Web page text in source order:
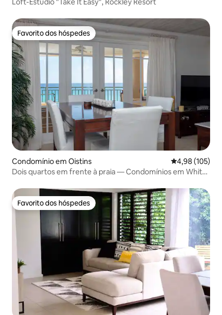
Favorito dos hóspedes
Favorito dos hóspedes
Condomínio em Oistins Classificação
4,98 (105)
Dois quartos em frente à praia — Condomínios em White
Favorito dos hóspedes
Favorito dos hóspedes